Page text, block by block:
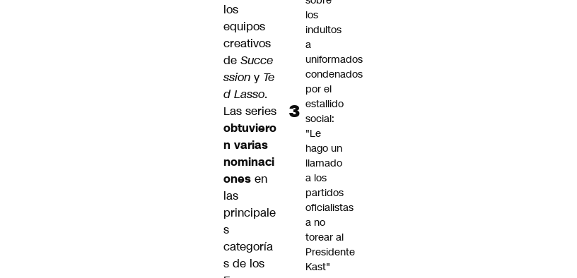
los
equipos
creativos
de Succe
ssion y Te
d Lasso.
Las series
obtuviero
n varias
nominaci
ones en
las
principale
s
categoría
s de los
los
indultos
a
uniformados
condenados
por el
estallido
social:
"Le
hago un
llamado
a los
partidos
oficialistas
a no
torear al
Presidente
Kast"